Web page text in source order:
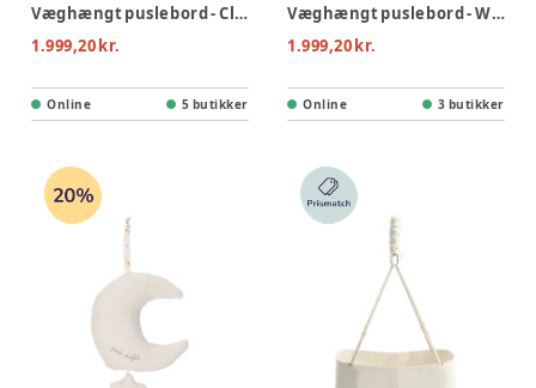
Væghængt puslebord - Classic white
1.999,20 kr.
Online 5 butikker
Væghængt puslebord - Wooden Edition
1.999,20 kr.
Online 3 butikker